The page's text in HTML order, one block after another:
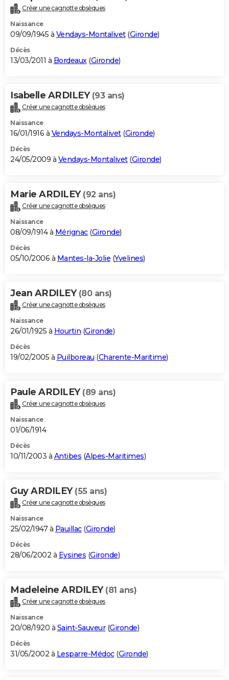
Créer une cagnotte obsèques
Naissance
09/09/1945 à Vendays-Montalivet(Gironde)
Décès
13/03/2011 à Bordeaux(Gironde)
Isabelle ARDILEY (93 ans)
Créer une cagnotte obsèques
Naissance
16/01/1916 à Vendays-Montalivet(Gironde)
Décès
24/05/2009 à Vendays-Montalivet(Gironde)
Marie ARDILEY (92 ans)
Créer une cagnotte obsèques
Naissance
08/09/1914 à Mérignac(Gironde)
Décès
05/10/2006 à Mantes-la-Jolie (Yvelines)
Jean ARDILEY (80 ans)
Créer une cagnotte obsèques
Naissance
26/01/1925 à Hourtin (Gironde)
Décès
19/02/2005 à Puilboreau (Charente-Maritime)
Paule ARDILEY (89 ans)
Créer une cagnotte obsèques
Naissance
01/06/1914
Décès
10/11/2003 à Antibes (Alpes-Maritimes)
Guy ARDILEY (55 ans)
Créer une cagnotte obsèques
Naissance
25/02/1947 à Pauillac(Gironde)
Décès
28/06/2002 à Eysines (Gironde)
Madeleine ARDILEY (81 ans)
Créer une cagnotte obsèques
Naissance
20/08/1920 à Saint-Sauveur(Gironde)
Décès
31/05/2002 à Lesparre-Médoc(Gironde)